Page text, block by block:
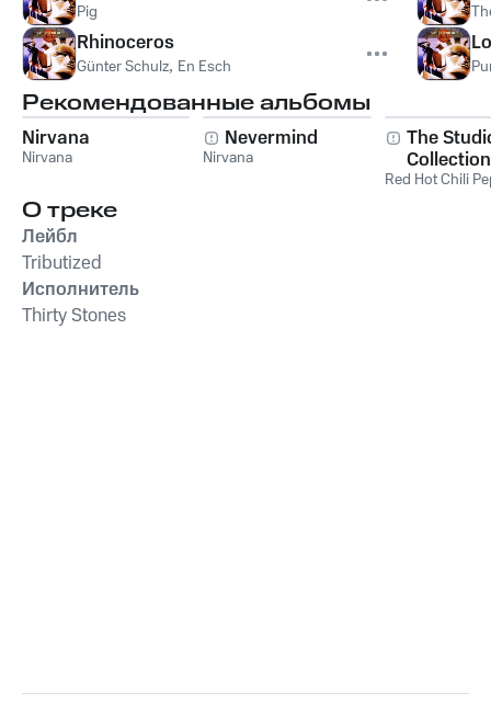
Pig
Rhinoceros
Günter Schulz, En Esch
Рекомендованные альбомы
Nirvana
Nirvana
Nevermind
Nirvana
The
Collection
Red Hot Chili
О треке
Лейбл
Tributized
Исполнитель
Thirty Stones